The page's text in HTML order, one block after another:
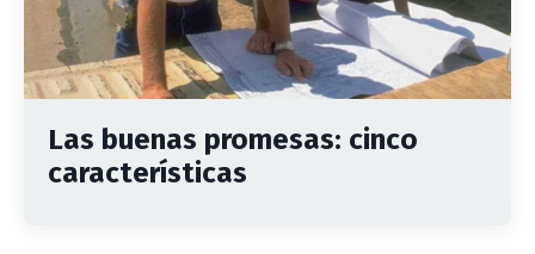
Las buenas promesas: cinco
características